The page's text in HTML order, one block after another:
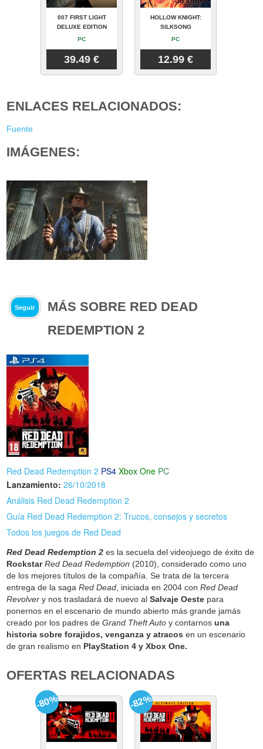
007 FIRST LIGHT
DELUXE EDITION
PC
39.49 €
HOLLOW KNIGHT:
SILKSONG
PC
12.99 €
ENLACES RELACIONADOS:
Fuente
IMÁGENES:
Seguir
MÁS SOBRE RED DEAD
REDEMPTION 2
Red Dead Redemption 2 PS4 Xbox One PC
Lanzamiento: 26/10/2018
Análisis Red Dead Redemption 2
Guía Red Dead Redemption 2: Trucos, consejos y secretos
Todos los juegos de Red Dead
Red Dead Redemption 2 es la secuela del videojuego de éxito de
Rockstar Red Dead Redemption (2010), considerado como uno
de los mejores títulos de la compañía. Se trata de la tercera
entrega de la sagaRed Dead , iniciada en 2004 conRed Dead
Revolver y nos trasladará de nuevo alSalvaje Oeste para
ponernos en el escenario de mundo abierto más grande jamás
creado por los padres deGrand Theft Auto y contarnosuna
historia sobre forajidos, venganza y atracos en un escenario
de gran realismo en PlayStation 4 y Xbox One.
OFERTAS RELACIONADAS
-80% -82%